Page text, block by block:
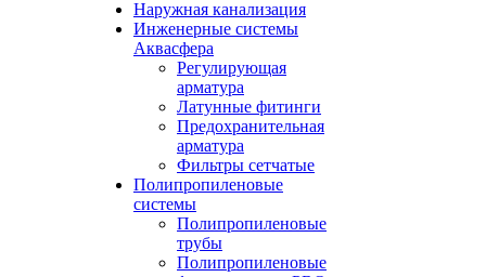
Наружная канализация
Инженерные системы
Аквасфера
Регулирующая
арматура
Латунные фитинги
Предохранительная
арматура
Фильтры сетчатые
Полипропиленовые
системы
Полипропиленовые
трубы
Полипропиленовые